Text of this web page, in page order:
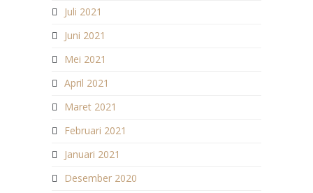
Juli 2021
Juni 2021
Mei 2021
April 2021
Maret 2021
Februari 2021
Januari 2021
Desember 2020